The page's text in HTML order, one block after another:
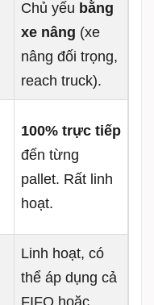
Chủ yếu bằng
xe nâng (xe
nâng đối trọng,
reach truck).
100% trực tiếp
đến từng
pallet. Rất linh
hoạt.
Linh hoạt, có
thể áp dụng cả
FIFO hoặc